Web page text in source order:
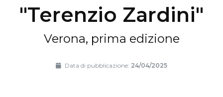
"Terenzio Zardini"
Verona, prima edizione
Data di pubblicazione: 24/04/2025